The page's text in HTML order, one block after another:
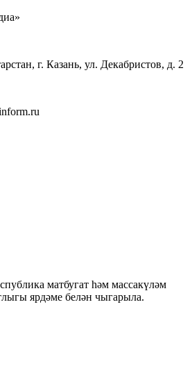
г. Казань, ул. Декабристов, д. 2
матбугат һәм массакүләм
ярдәме белән чыгарыла.